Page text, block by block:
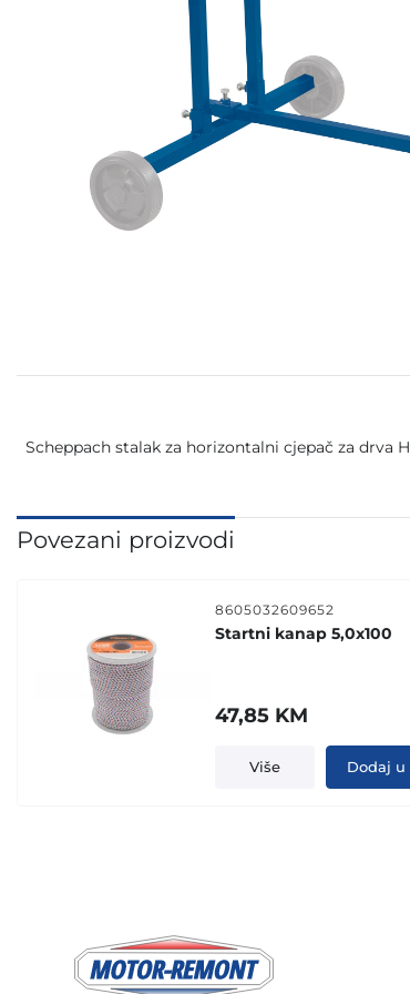
Scheppach stalak za horizontalni cjepač za drva
Povezani proizvodi
8605032609652
Startni kanap 5,0x100
47,85 KM
Više Dodaj u